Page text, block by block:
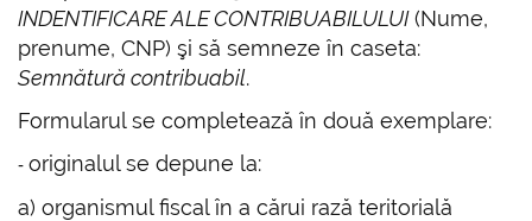
INDENTIFICARE ALE CONTRIBUABILULUI(Nume,
prenume, CNP) şi să semneze în caseta:
Semnătură contribuabil.
Formularul se completează în două exemplare:
‐originalul se depune la:
a) organismul fiscal în a cărui rază teritorială